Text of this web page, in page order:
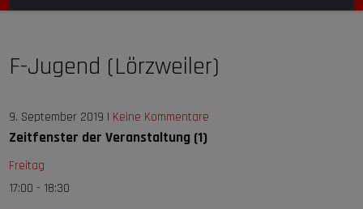
F-Jugend (Lörzweiler)
9. September 2019 | Keine Kommentare
Zeitfenster der Veranstaltung (1)
Freitag
17:00 - 18:30